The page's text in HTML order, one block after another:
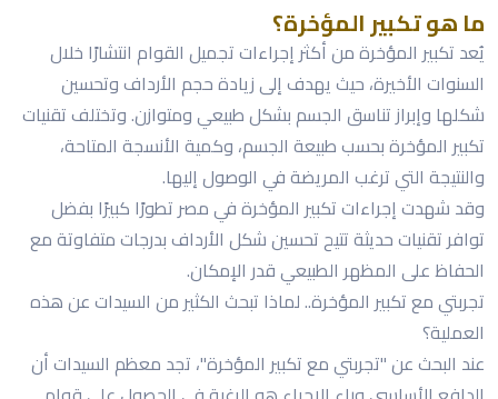
ما هو تكبير المؤخرة؟
يُعد تكبير المؤخرة من أكثر إجراءات تجميل القوام انتشارًا خلال
السنوات الأخيرة، حيث يهدف إلى زيادة حجم الأرداف وتحسين
شكلها وإبراز تناسق الجسم بشكل طبيعي ومتوازن. وتختلف تقنيات
تكبير المؤخرة بحسب طبيعة الجسم، وكمية الأنسجة المتاحة،
والنتيجة التي ترغب المريضة في الوصول إليها.
وقد شهدت إجراءات تكبير المؤخرة في مصر تطورًا كبيرًا بفضل
توافر تقنيات حديثة تتيح تحسين شكل الأرداف بدرجات متفاوتة مع
الحفاظ على المظهر الطبيعي قدر الإمكان.
تجربتي مع تكبير المؤخرة.. لماذا تبحث الكثير من السيدات عن هذه
العملية؟
عند البحث عن "تجربتي مع تكبير المؤخرة"، تجد معظم السيدات أن